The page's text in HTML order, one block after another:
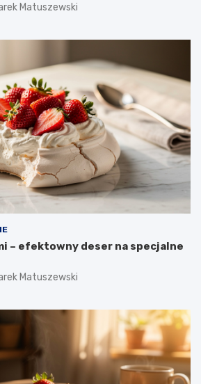
Matuszewski
– efektowny deser na specjalne
Matuszewski